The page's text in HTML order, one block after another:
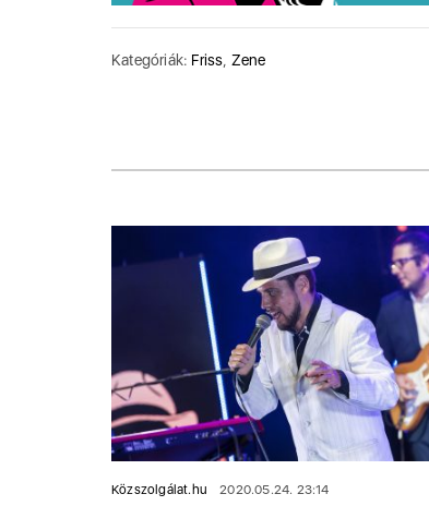
Kategóriák: Friss, Zene
Közszolgálat.hu 2020.05.24. 23:14